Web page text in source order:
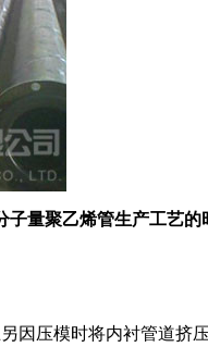
量聚乙烯管生产工艺
压模时将内衬管道挤压